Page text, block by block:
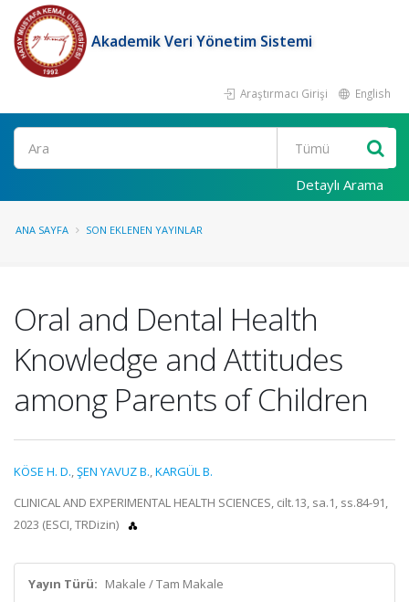
Akademik Veri Yönetim Sistemi
Araştırmacı Girişi English
Ara
Detaylı Arama
ANA SAYFA SON EKLENEN YAYINLAR
Oral and Dental Health
Knowledge and Attitudes
among Parents of Children
KÖSE H. D.,ŞEN YAVUZ B.,KARGÜL B.
CLINICAL AND EXPERIMENTAL HEALTH SCIENCES, cilt.13, sa.1, ss.84-91,
2023 (ESCI, TRDizin)
Yayın Türü: Makale / Tam Makale